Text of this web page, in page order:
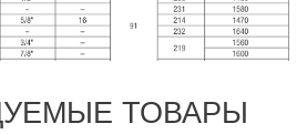
ТОВАРЫ